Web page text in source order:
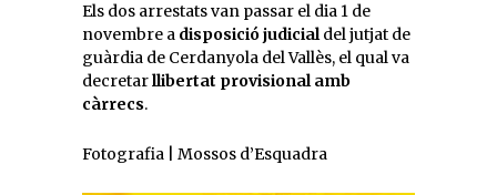
Els dos arrestats van passar el dia 1 de
novembre a disposició judicialdel jutjat de
guàrdia de Cerdanyola del Vallès, el qual va
decretarllibertat provisional amb
càrrecs.
Fotografia | Mossos d’Esquadra